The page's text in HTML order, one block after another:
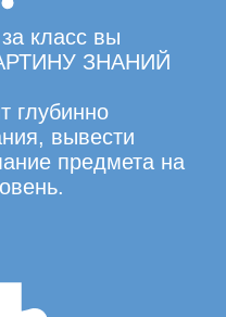
класс вы
ЗНАНИЙ
глубинно
вывести
предмета на